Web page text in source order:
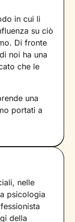
in cui li
su ciò
Di fronte
noi ha una
che le
una
portati a
e
, è
essi.
nelle
psicologia
della